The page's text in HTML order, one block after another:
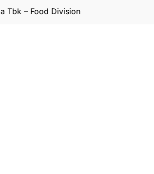
Tbk – Food Division